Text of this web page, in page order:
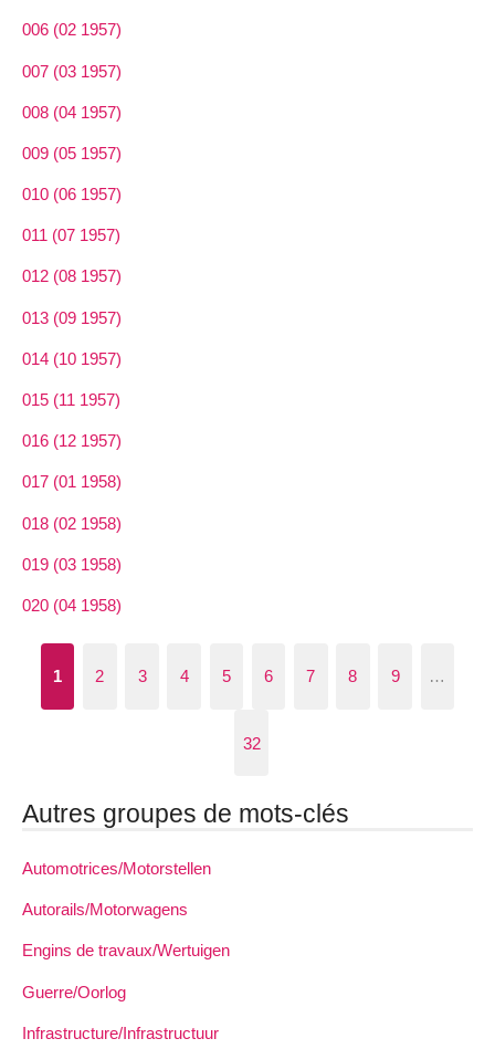
006 (02 1957)
007 (03 1957)
008 (04 1957)
009 (05 1957)
010 (06 1957)
011 (07 1957)
012 (08 1957)
013 (09 1957)
014 (10 1957)
015 (11 1957)
016 (12 1957)
017 (01 1958)
018 (02 1958)
019 (03 1958)
020 (04 1958)
1 2 3 4 5 6 7 8 9 …
32
Autres groupes de mots-clés
Automotrices/Motorstellen
Autorails/Motorwagens
Engins de travaux/Wertuigen
Guerre/Oorlog
Infrastructure/Infrastructuur